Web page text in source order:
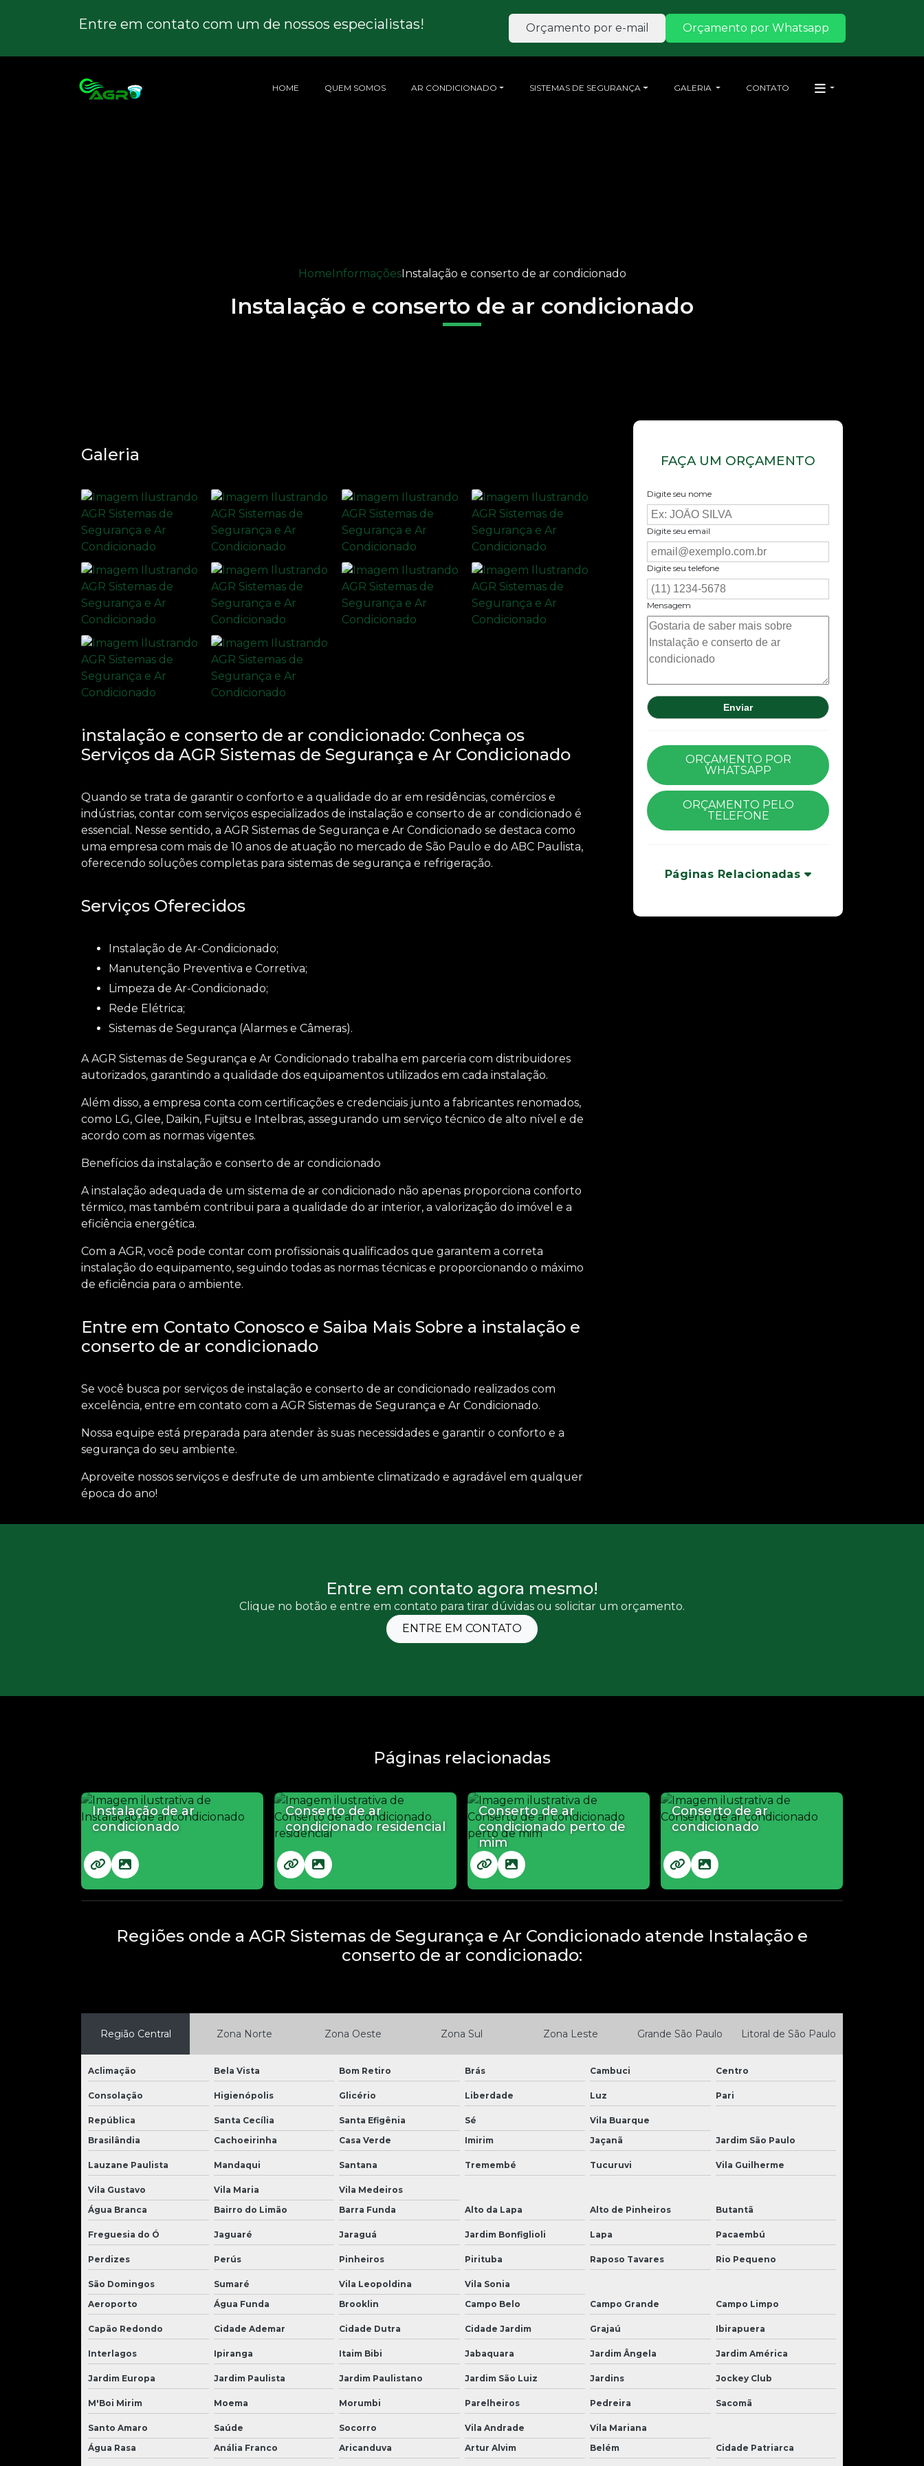
Entre em contato com um de nossos especialistas! Orçamento por e-mail Orçamento por Whatsapp
HOME QUEM SOMOS AR CONDICIONADO SISTEMAS DE SEGURANÇA GALERIA CONTATO
Home InformaçõesInstalação e conserto de ar condicionado
Instalação e conserto de ar condicionado
Galeria
instalação e conserto de ar condicionado: Conheça os
Serviços da AGR Sistemas de Segurança e Ar Condicionado
Quando se trata de garantir o conforto e a qualidade do ar em residências, comércios e
indústrias, contar com serviços especializados de instalação e conserto de ar condicionado é
essencial. Nesse sentido, a AGR Sistemas de Segurança e Ar Condicionado se destaca como
uma empresa com mais de 10 anos de atuação no mercado de São Paulo e do ABC Paulista,
oferecendo soluções completas para sistemas de segurança e refrigeração.
Serviços Oferecidos
Instalação de Ar-Condicionado;
Manutenção Preventiva e Corretiva;
Limpeza de Ar-Condicionado;
Rede Elétrica;
Sistemas de Segurança (Alarmes e Câmeras).
A AGR Sistemas de Segurança e Ar Condicionado trabalha em parceria com distribuidores
autorizados, garantindo a qualidade dos equipamentos utilizados em cada instalação.
Além disso, a empresa conta com certificações e credenciais junto a fabricantes renomados,
como LG, Glee, Daikin, Fujitsu e Intelbras, assegurando um serviço técnico de alto nível e de
acordo com as normas vigentes.
Benefícios da instalação e conserto de ar condicionado
A instalação adequada de um sistema de ar condicionado não apenas proporciona conforto
térmico, mas também contribui para a qualidade do ar interior, a valorização do imóvel e a
eficiência energética.
Com a AGR, você pode contar com profissionais qualificados que garantem a correta
instalação do equipamento, seguindo todas as normas técnicas e proporcionando o máximo
de eficiência para o ambiente.
Entre em Contato Conosco e Saiba Mais Sobre a instalação e
conserto de ar condicionado
Se você busca por serviços de instalação e conserto de ar condicionado realizados com
excelência, entre em contato com a AGR Sistemas de Segurança e Ar Condicionado.
Nossa equipe está preparada para atender às suas necessidades e garantir o conforto e a
segurança do seu ambiente.
Aproveite nossos serviços e desfrute de um ambiente climatizado e agradável em qualquer
época do ano!
FAÇA UM ORÇAMENTO
Digite seu nome
Digite seu email
Digite seu telefone
Mensagem
ORÇAMENTO POR
WHATSAPP
ORÇAMENTO PELO
TELEFONE
Páginas Relacionadas
Entre em contato agora mesmo!
Clique no botão e entre em contato para tirar dúvidas ou solicitar um orçamento.
ENTRE EM CONTATO
Páginas relacionadas
Instalação de ar
condicionado
Conserto de ar
condicionado residencial
Conserto de ar
condicionado perto de
mim
Conserto de ar
condicionado
Regiões onde a AGR Sistemas de Segurança e Ar Condicionado atende Instalação e
conserto de ar condicionado:
Região Central Zona Norte Zona Oeste Zona Sul Zona Leste Grande São Paulo Litoral de São Paulo
Aclimação Bela Vista Bom Retiro Brás Cambuci Centro
Consolação Higienópolis Glicério Liberdade Luz Pari
República Santa Cecília Santa Efigênia Sé
Vila Buarque
Brasilândia
Cachoeirinha Casa Verde Imirim Jaçanã Jardim São Paulo
Lauzane Paulista Mandaqui Santana Tremembé Tucuruvi Vila Guilherme
Vila Gustavo Vila Maria
Vila Medeiros
Água Branca
Bairro do Limão Barra Funda Alto da Lapa Alto de Pinheiros Butantã
Freguesia do Ó Jaguaré Jaraguá Jardim Bonfiglioli Lapa Pacaembú
Perdizes Perús Pinheiros Pirituba Raposo Tavares Rio Pequeno
São Domingos Sumaré Vila Leopoldina
Vila Sonia
Aeroporto
Água Funda Brooklin Campo Belo Campo Grande Campo Limpo
Capão Redondo Cidade Ademar Cidade Dutra Cidade Jardim Grajaú Ibirapuera
Interlagos Ipiranga Itaim Bibi Jabaquara Jardim Ângela Jardim América
Jardim Europa Jardim Paulista Jardim Paulistano Jardim São Luiz Jardins Jockey Club
M'Boi Mirim Moema Morumbi Parelheiros Pedreira Sacomã
Santo Amaro Saúde Socorro Vila Andrade
Vila Mariana
Água Rasa
Anália Franco Aricanduva Artur Alvim Belém Cidade Patriarca